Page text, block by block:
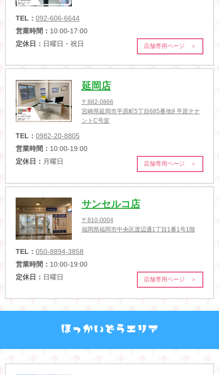
TEL： 092-606-6644
営業時間： 10:00-17:00
定休日： 日曜日・祝日 店舗専用ページ ＞
延岡店
〒882-0866
宮崎県延岡市平原町5丁目685番地9 平原テナ
ントC号室
TEL： 0982-20-8805
営業時間： 10:00-19:00
定休日： 月曜日 店舗専用ページ ＞
サンセルコ店
〒810-0004
福岡県福岡市中央区渡辺通1丁目1番1号1階
TEL： 050-8894-3858
営業時間： 10:00-19:00
定休日： 日曜日 店舗専用ページ ＞